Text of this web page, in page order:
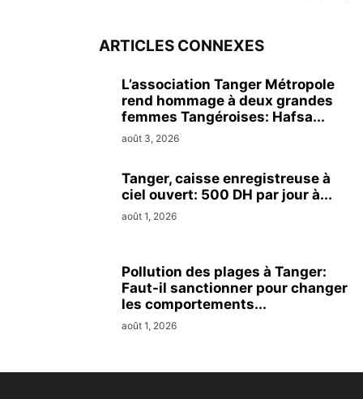
ARTICLES CONNEXES
L’association Tanger Métropole
rend hommage à deux grandes
femmes Tangéroises: Hafsa...
août 3, 2026
Tanger, caisse enregistreuse à
ciel ouvert: 500 DH par jour à...
août 1, 2026
Pollution des plages à Tanger:
Faut-il sanctionner pour changer
les comportements...
août 1, 2026